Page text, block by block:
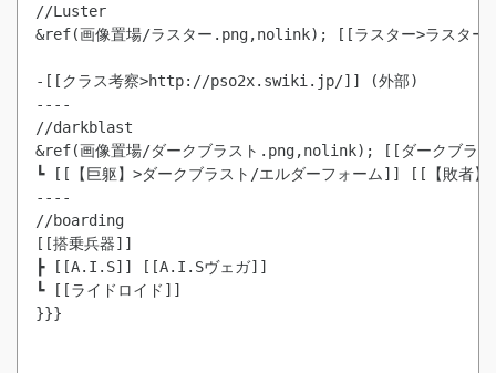
//Luster
&ref(画像置場/ラスター.png,nolink); [[ラスター>ラスタ
-[[クラス考察>http://pso2x.swiki.jp/]] (外部)
----
//darkblast
&ref(画像置場/ダークブラスト.png,nolink); [[ダークブラ
┗ [[【巨躯】>ダークブラスト/エルダーフォーム]] [[【敗者
----
//boarding
[[搭乗兵器]]
┣ [[A.I.S]] [[A.I.Sヴェガ]]
┗ [[ライドロイド]]
}}}